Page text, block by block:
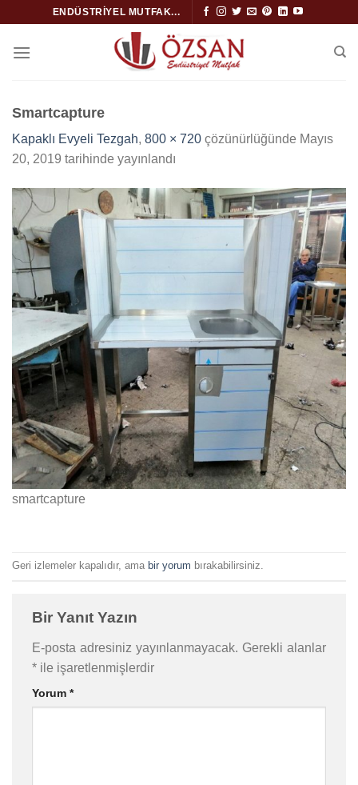
ENDÜSTRIYEL MUTFAK...
Smartcapture
Kapaklı Evyeli Tezgah, 800 × 720 çözünürlüğünde Mayıs
20, 2019 tarihinde yayınlandı
smartcapture
Geri izlemeler kapalıdır, ama bir yorum bırakabilirsiniz.
Bir Yanıt Yazın
E-posta adresiniz yayınlanmayacak. Gerekli alanlar
* ile işaretlenmişlerdir
Yorum *